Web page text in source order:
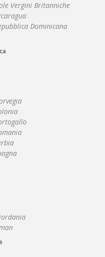
Vergini Britanniche
Dominicana